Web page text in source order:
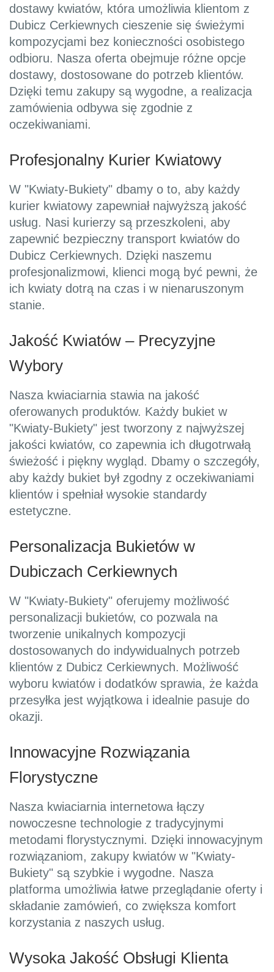
dostawy kwiatów, która umożliwia klientom z
Dubicz Cerkiewnych cieszenie się świeżymi
kompozycjami bez konieczności osobistego
odbioru. Nasza oferta obejmuje różne opcje
dostawy, dostosowane do potrzeb klientów.
Dzięki temu zakupy są wygodne, a realizacja
zamówienia odbywa się zgodnie z
oczekiwaniami.
Profesjonalny Kurier Kwiatowy
W "Kwiaty-Bukiety" dbamy o to, aby każdy
kurier kwiatowy zapewniał najwyższą jakość
usług. Nasi kurierzy są przeszkoleni, aby
zapewnić bezpieczny transport kwiatów do
Dubicz Cerkiewnych. Dzięki naszemu
profesjonalizmowi, klienci mogą być pewni, że
ich kwiaty dotrą na czas i w nienaruszonym
stanie.
Jakość Kwiatów – Precyzyjne
Wybory
Nasza kwiaciarnia stawia na jakość
oferowanych produktów. Każdy bukiet w
"Kwiaty-Bukiety" jest tworzony z najwyższej
jakości kwiatów, co zapewnia ich długotrwałą
świeżość i piękny wygląd. Dbamy o szczegóły,
aby każdy bukiet był zgodny z oczekiwaniami
klientów i spełniał wysokie standardy
estetyczne.
Personalizacja Bukietów w
Dubiczach Cerkiewnych
W "Kwiaty-Bukiety" oferujemy możliwość
personalizacji bukietów, co pozwala na
tworzenie unikalnych kompozycji
dostosowanych do indywidualnych potrzeb
klientów z Dubicz Cerkiewnych. Możliwość
wyboru kwiatów i dodatków sprawia, że każda
przesyłka jest wyjątkowa i idealnie pasuje do
okazji.
Innowacyjne Rozwiązania
Florystyczne
Nasza kwiaciarnia internetowa łączy
nowoczesne technologie z tradycyjnymi
metodami florystycznymi. Dzięki innowacyjnym
rozwiązaniom, zakupy kwiatów w "Kwiaty-
Bukiety" są szybkie i wygodne. Nasza
platforma umożliwia łatwe przeglądanie oferty i
składanie zamówień, co zwiększa komfort
korzystania z naszych usług.
Wysoka Jakość Obsługi Klienta